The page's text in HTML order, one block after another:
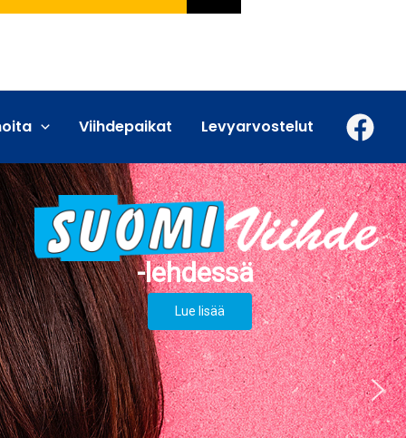
Viihdepaikat Levyarvostelut
Lue lisää